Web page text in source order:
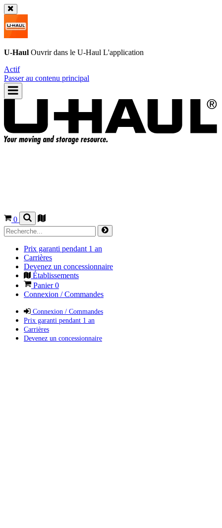
U-Haul Ouvrir dans le U-Haul L'application
Actif
Passer au contenu principal
0
Prix garanti pendant 1 an
Carrières
Devenez un concessionnaire
Établissements
Panier0
Connexion / Commandes
Connexion / Commandes
Prix garanti pendant 1 an
Carrières
Devenez un concessionnaire